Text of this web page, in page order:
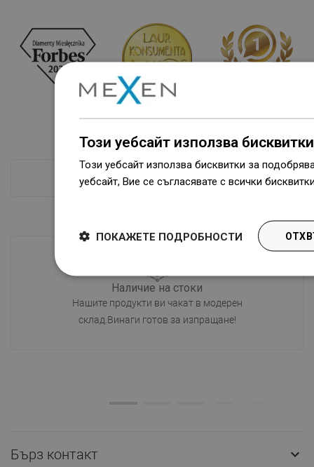
ПРОВЕРКА ПОВЕЧЕ
Наличие на стоки
Нашите продукти ви чакат в модерен
склад.Винаги готов за изпращане!
Бърз контакт 
Този уебсайт използва бисквитки
Този уебсайт използва бисквитки за
уебсайт, Вие се съгласявате с всички
ПОКАЖЕТЕ ПОДРОБНОСТИ